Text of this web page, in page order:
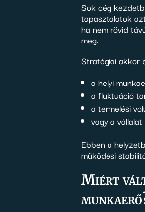
Sok cég
tapasztalatok
ha nem rövid
meg.
Stratégiai akkor
a helyi
a fluktuáció
a termelési
vagy a
Ebben a
működési
Miért vált